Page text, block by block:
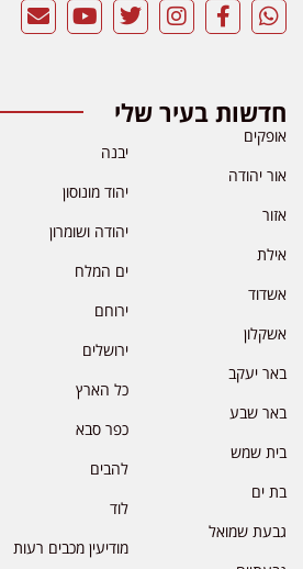
חדשות בעיר שלי
אופקים
אור יהודה
אזור
אילת
אשדוד
אשקלון
באר יעקב
באר שבע
בית שמש
בת ים
גבעת שמואל
יבנה
יהוד מונוסון
יהודה ושומרון
ים המלח
ירוחם
ירושלים
כל הארץ
כפר סבא
להבים
לוד
מודיעין מכבים רעות